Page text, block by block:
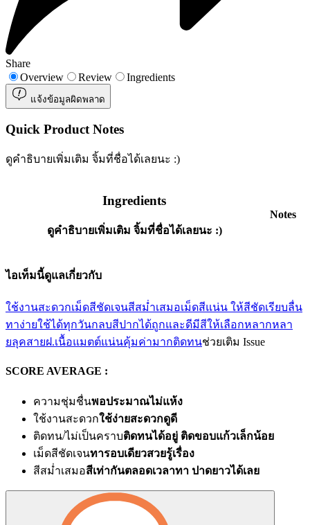
Share
Overview
Review Ingredients
แจ้งข้อมูลผิดพลาด
Quick Product Notes
ดูคำธิบายเพิ่มเติม จิ้มที่ชื่อได้เลยนะ :)
Ingredients
ดูคำธิบายเพิ่มเติม จิ้มที่ชื่อได้เลยนะ :)
Notes
ไอเท็มนี้ดูแลเกี่ยวกับ
ใช้งานสะดวกเม็ดสีชัดเจนสีสม่ำเสมอเม็ดสีแน่น ให้สีชัดเรียบลื่น
ทาง่ายใช้ได้ทุกวันกลบสีปากได้ถูกและดีมีสีให้เลือกหลากหลา
ยลุคสายฝ.เนื้อแมตต์แน่นคุ้มค่ามากติดทนช่วยเติม Issue
SCORE AVERAGE :
ความชุ่มชื่นพอประมาณไม่แห้ง
ใช้งานสะดวกใช้ง่ายสะดวกดูดี
ติดทน/ไม่เป็นคราบติดทนได้อยู่ ติดขอบแก้วเล็กน้อย
เม็ดสีชัดเจนทารอบเดียวสวยรู้เรื่อง
สีสม่ำเสมอสีเท่ากันตลอดเวลาทา ปาดยาวได้เลย